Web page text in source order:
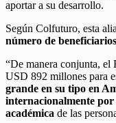
aportar a su desarrollo.
Según Colfuturo, esta
número de
“De manera conjunta,
USD 892 millones para
grande en su tipo en
internacionalmente por
académica de las